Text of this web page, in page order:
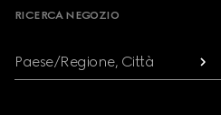
RICERCA NEGOZIO
Paese/Regione, Città